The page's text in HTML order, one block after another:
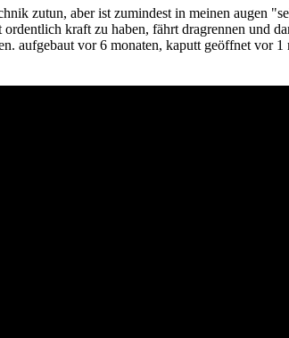
zutun, aber ist zumindest in meinen augen
kraft zu haben, fährt dragrennen und
aufgebaut vor 6 monaten, kaputt geöffnet vor 1